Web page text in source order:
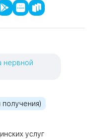
нервной
услуг